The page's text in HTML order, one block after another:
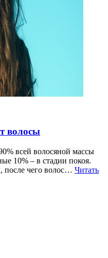
волосы
всей волосяной массы
10% – в стадии покоя.
после чего волос… Читать